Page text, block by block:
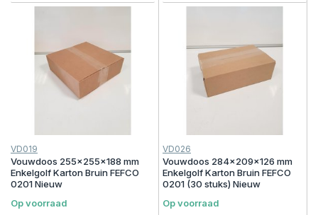
VD019
Vouwdoos 255x255x188 mm
Enkelgolf Karton Bruin FEFCO
0201 Nieuw
Op voorraad
VD026
Vouwdoos 284x209x126 mm
Enkelgolf Karton Bruin FEFCO
0201 (30 stuks) Nieuw
Op voorraad